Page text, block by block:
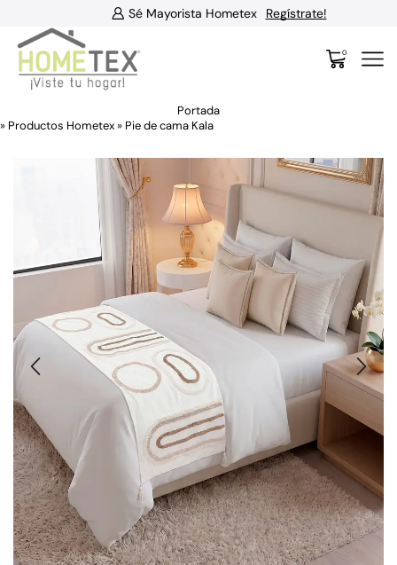
Sé Mayorista Hometex Regístrate!
0
Portada
» Productos Hometex» Pie de cama Kala